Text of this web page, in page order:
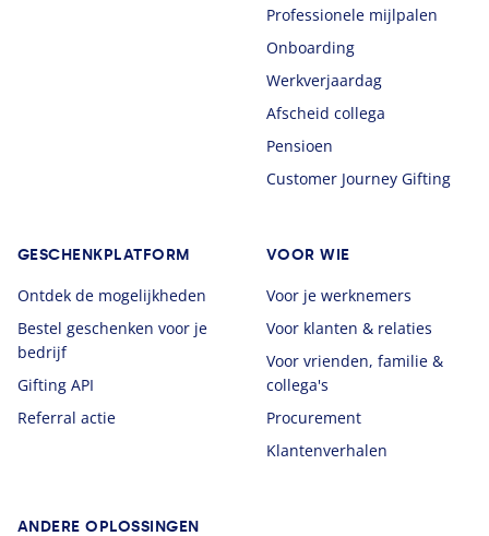
Professionele mijlpalen
Onboarding
Werkverjaardag
Afscheid collega
Pensioen
Customer Journey Gifting
GESCHENKPLATFORM
Ontdek de mogelijkheden
Bestel geschenken voor je
bedrijf
Gifting API
Referral actie
VOOR WIE
Voor je werknemers
Voor klanten & relaties
Voor vrienden, familie &
collega's
Procurement
Klantenverhalen
ANDERE OPLOSSINGEN